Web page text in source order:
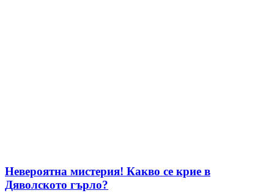
Невероятна мистерия! Какво се крие в
Дяволското гърло?